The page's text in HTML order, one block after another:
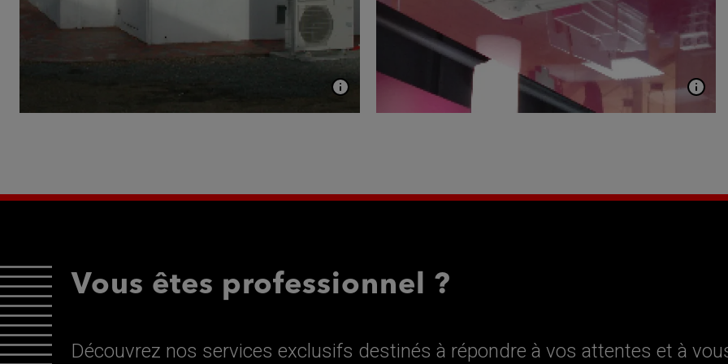
Vous êtes professionnel ?
Découvrez nos services exclusifs destinés à répondre à vos attentes et à